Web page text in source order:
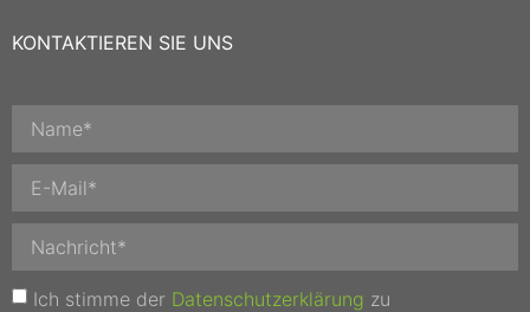
KONTAKTIEREN SIE UNS
Ich stimme der Datenschutzerklärung zu